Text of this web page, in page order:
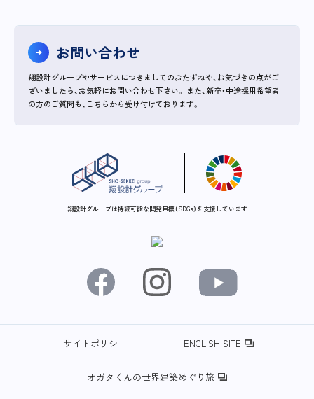
お問い合わせ
翔設計グループやサービスにつきましてのおたずねや、お気づきの点がご
ざいましたら、お気軽にお問い合わせ下さい。 また、新卒・中途採用希望者
の方のご質問も、こちらから受け付けております。
翔設計グループは持続可能な開発目標（SDGs）を支援しています
サイトポリシー ENGLISH SITE
オガタくんの世界建築めぐり旅